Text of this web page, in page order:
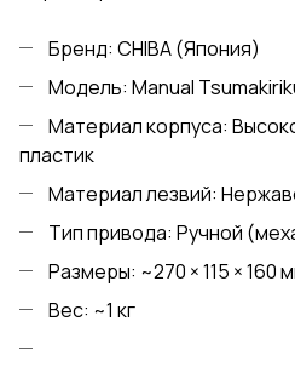
Бренд: CHIBA (Япония)
Модель: Manual
Материал корпуса:
пластик
Материал лезвий:
Тип привода: Ручной
Размеры: ~270 × 115 × 160
Вес: ~1 кг